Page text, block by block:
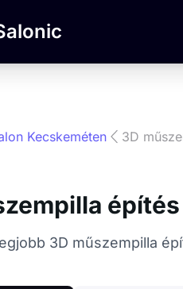
Kecskeméten 3D
3D műszempilla